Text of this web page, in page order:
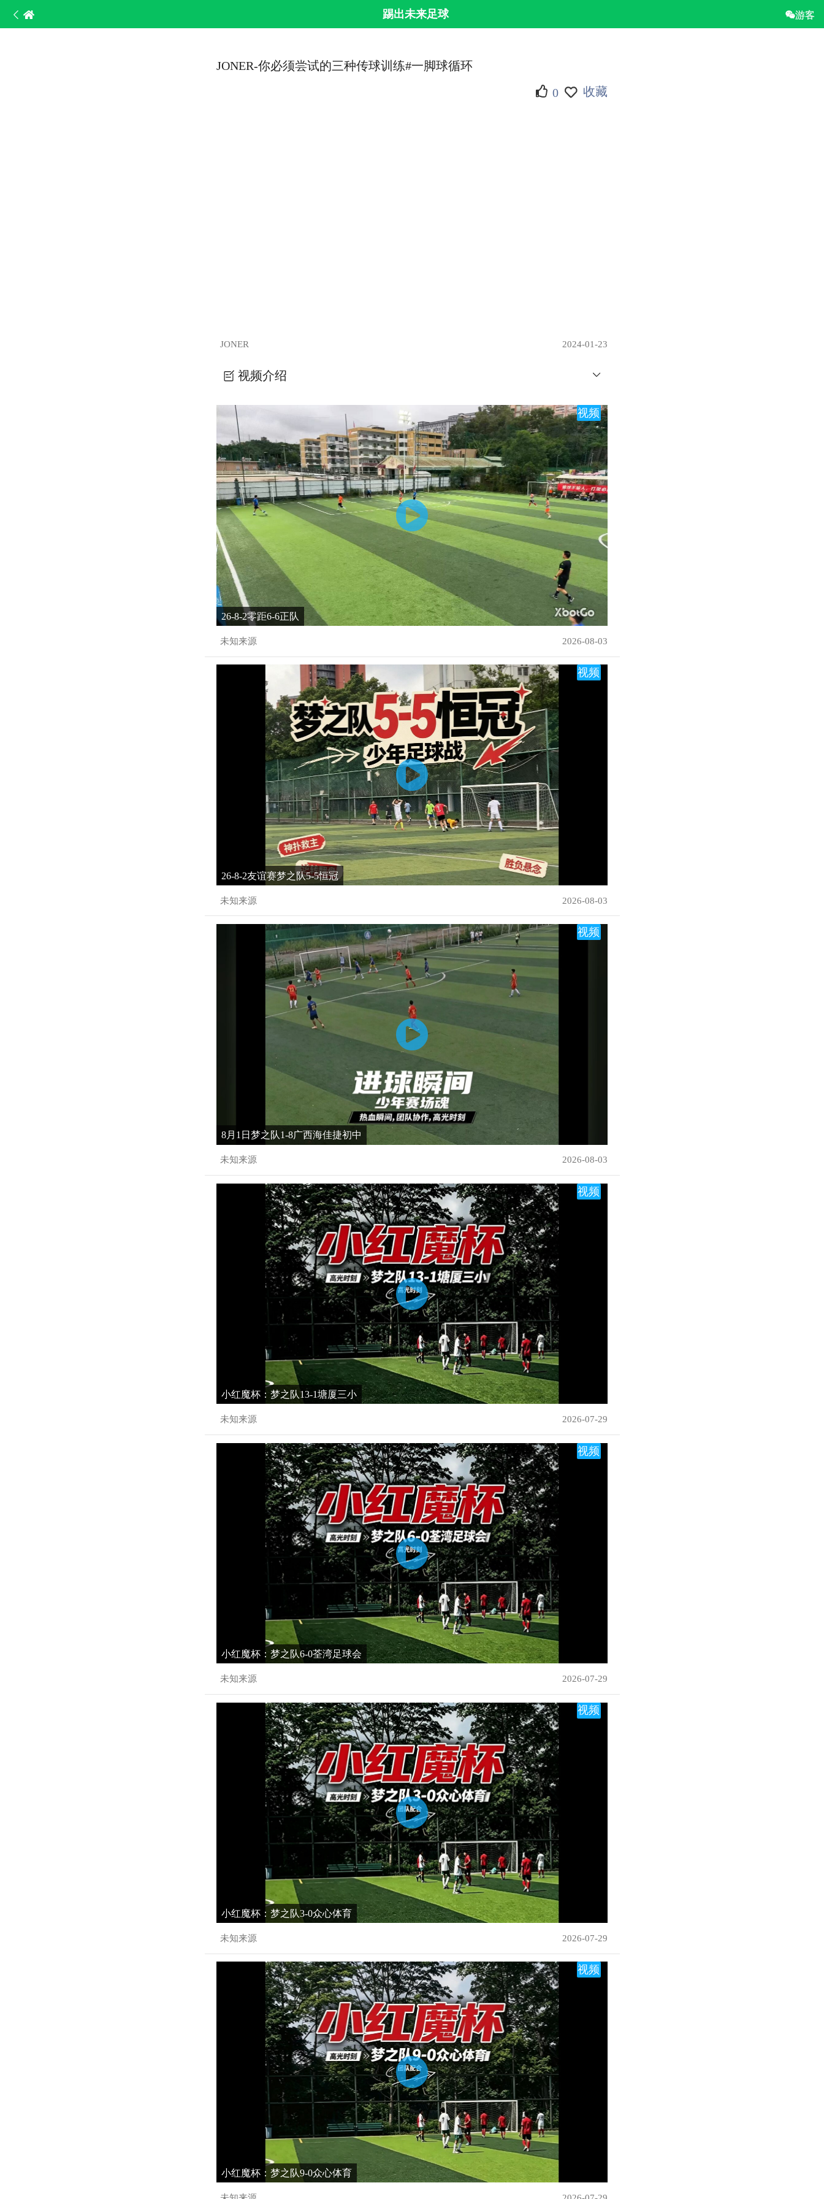
踢出未来足球 游客
JONER-你必须尝试的三种传球训练#一脚球循环
0 收藏
JONER 2024-01-23
视频介绍
视频
26-8-2零距6-6正队
未知来源 2026-08-03
视频
26-8-2友谊赛梦之队5-5恒冠
未知来源 2026-08-03
视频
8月1日梦之队1-8广西海佳捷初中
未知来源 2026-08-03
视频
小红魔杯：梦之队13-1塘厦三小
未知来源 2026-07-29
视频
小红魔杯：梦之队6-0荃湾足球会
未知来源 2026-07-29
视频
小红魔杯：梦之队3-0众心体育
未知来源 2026-07-29
视频
小红魔杯：梦之队9-0众心体育